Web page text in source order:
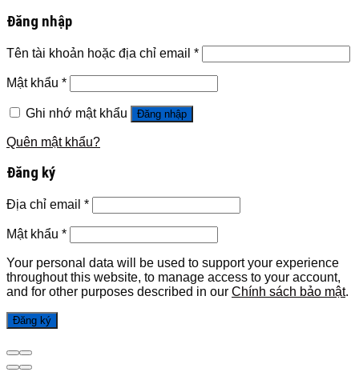
Đăng nhập
Tên tài khoản hoặc địa chỉ email *
Mật khẩu *
Ghi nhớ mật khẩu Đăng nhập
Quên mật khẩu?
Đăng ký
Địa chỉ email *
Mật khẩu *
Your personal data will be used to support your experience
throughout this website, to manage access to your account,
and for other purposes described in our Chính sách bảo mật.
Đăng ký